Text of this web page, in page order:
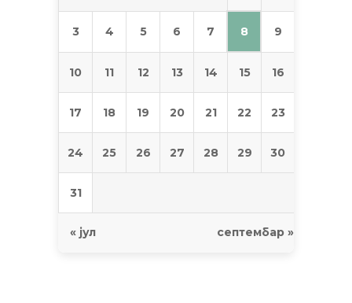
3 4 5 6 7 8 9
10 11 12 13 14 15 16
17 18 19 20 21 22 23
24 25 26 27 28 29 30
31
« јул септембар »